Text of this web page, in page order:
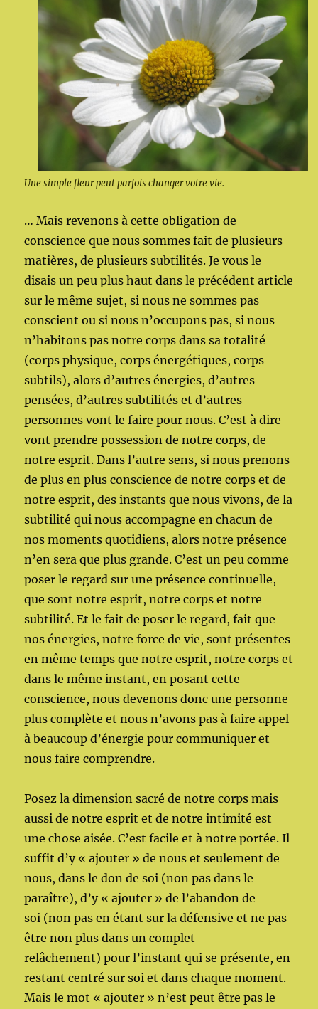
Une simple fleur peut parfois changer votre vie.
… Mais revenons à cette obligation de
conscience que nous sommes fait de plusieurs
matières, de plusieurs subtilités. Je vous le
disais un peu plus haut dans le précédent article
sur le même sujet, si nous ne sommes pas
conscient ou si nous n’occupons pas, si nous
n’habitons pas notre corps dans sa totalité
(corps physique, corps énergétiques, corps
subtils), alors d’autres énergies, d’autres
pensées, d’autres subtilités et d’autres
personnes vont le faire pour nous. C’est à dire
vont prendre possession de notre corps, de
notre esprit. Dans l’autre sens, si nous prenons
de plus en plus conscience de notre corps et de
notre esprit, des instants que nous vivons, de la
subtilité qui nous accompagne en chacun de
nos moments quotidiens, alors notre présence
n’en sera que plus grande. C’est un peu comme
poser le regard sur une présence continuelle,
que sont notre esprit, notre corps et notre
subtilité. Et le fait de poser le regard, fait que
nos énergies, notre force de vie, sont présentes
en même temps que notre esprit, notre corps et
dans le même instant, en posant cette
conscience, nous devenons donc une personne
plus complète et nous n’avons pas à faire appel
à beaucoup d’énergie pour communiquer et
nous faire comprendre.
Posez la dimension sacré de notre corps mais
aussi de notre esprit et de notre intimité est
une chose aisée. C’est facile et à notre portée. Il
suffit d’y « ajouter » de nous et seulement de
nous, dans le don de soi (non pas dans le
paraître), d’y « ajouter » de l’abandon de
soi (non pas en étant sur la défensive et ne pas
être non plus dans un complet
relâchement) pour l’instant qui se présente, en
restant centré sur soi et dans chaque moment.
Mais le mot « ajouter » n’est peut être pas le